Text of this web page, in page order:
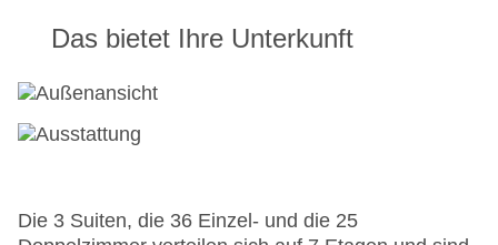
Das bietet Ihre Unterkunft
Die 3 Suiten, die 36 Einzel- und die 25